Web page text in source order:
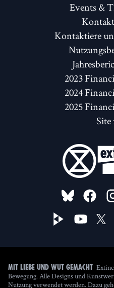
Events &
Kontaktiere
2023
2024
2025
Site
Mit Liebe und Wut gemacht
Bewegung. Alle Designs und
Nutzung verwendet werden. Dazu